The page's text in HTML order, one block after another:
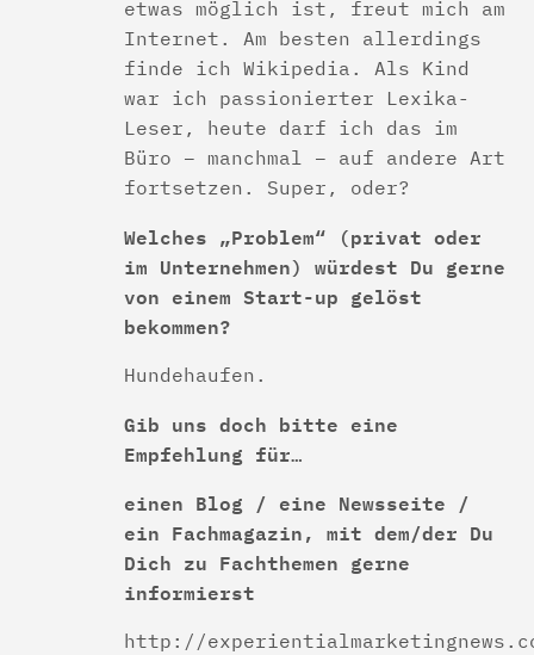
etwas möglich ist, freut mich am
Internet. Am besten allerdings
finde ich Wikipedia. Als Kind
war ich passionierter Lexika-
Leser, heute darf ich das im
Büro – manchmal – auf andere Art
fortsetzen. Super, oder?
Welches „Problem“ (privat oder
im Unternehmen) würdest Du gerne
von einem Start-up gelöst
bekommen?
Hundehaufen.
Gib uns doch bitte eine
Empfehlung für…
einen Blog / eine Newsseite /
ein Fachmagazin, mit dem/der Du
Dich zu Fachthemen gerne
informierst
http://